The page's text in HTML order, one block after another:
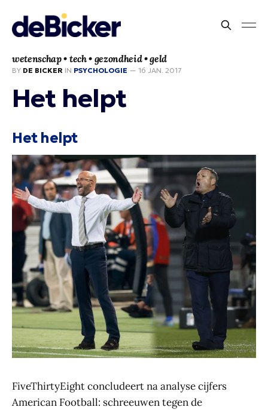
wetenschap • tech • gezondheid • geld
BY DE BICKER IN PSYCHOLOGIE — 16 JAN. 2017
Het helpt
Het helpt
FiveThirtyEight concludeert na analyse cijfers
American Football: schreeuwen tegen de